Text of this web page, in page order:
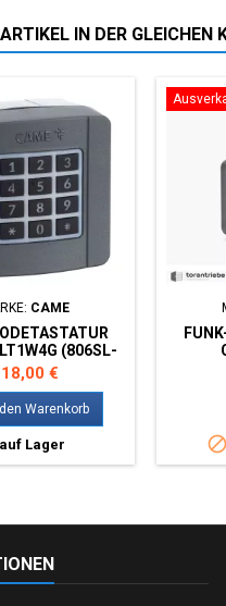
IN DER GLEICHEN
CAME
(806SL-
433,92 MHZ
€
Warenkorb
auf Lager 